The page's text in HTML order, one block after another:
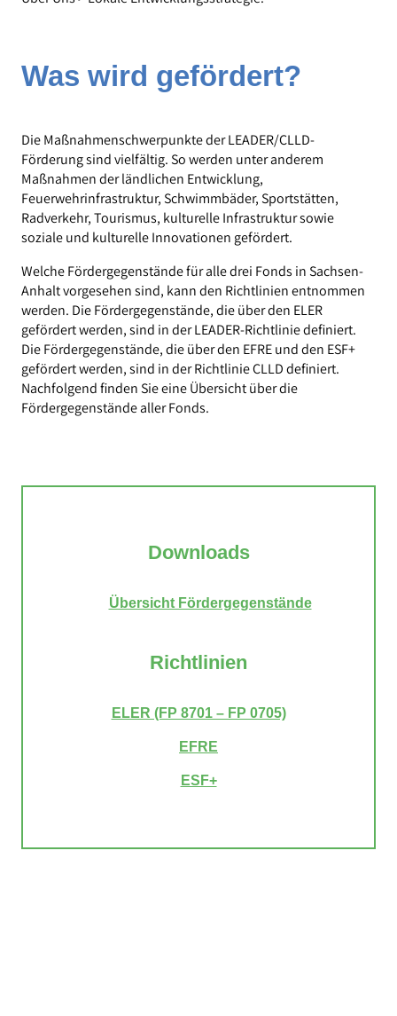
Was wird gefördert?
Die Maßnahmenschwerpunkte der LEADER/CLLD-
Förderung sind vielfältig. So werden unter anderem
Maßnahmen der ländlichen Entwicklung,
Feuerwehrinfrastruktur, Schwimmbäder, Sportstätten,
Radverkehr, Tourismus, kulturelle Infrastruktur sowie
soziale und kulturelle Innovationen gefördert.
Welche Fördergegenstände für alle drei Fonds in Sachsen-
Anhalt vorgesehen sind, kann den Richtlinien entnommen
werden. Die Fördergegenstände, die über den ELER
gefördert werden, sind in der LEADER-Richtlinie definiert.
Die Fördergegenstände, die über den EFRE und den ESF+
gefördert werden, sind in der Richtlinie CLLD definiert.
Nachfolgend finden Sie eine Übersicht über die
Fördergegenstände aller Fonds.
Downloads
Übersicht Fördergegenstände
Richtlinien
ELER (FP 8701 – FP 0705)
EFRE
ESF+